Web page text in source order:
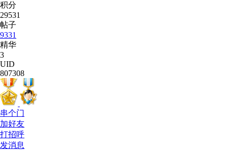
积分
29531
帖子
9331
精华
3
UID
807308
串个门
加好友
打招呼
发消息